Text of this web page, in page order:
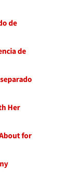
de
de
Her
for